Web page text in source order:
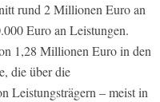
rund 2 Millionen Euro an
Euro an Leistungen.
1,28 Millionen Euro in den
die über die
Leistungsträgern – meist in